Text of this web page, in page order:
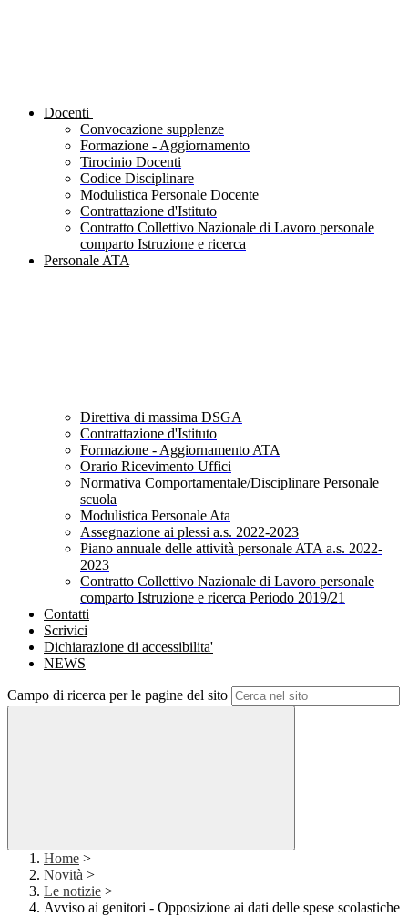
Docenti
Convocazione supplenze
Formazione - Aggiornamento
Tirocinio Docenti
Codice Disciplinare
Modulistica Personale Docente
Contrattazione d'Istituto
Contratto Collettivo Nazionale di Lavoro personale
comparto Istruzione e ricerca
Personale ATA
Direttiva di massima DSGA
Contrattazione d'Istituto
Formazione - Aggiornamento ATA
Orario Ricevimento Uffici
Normativa Comportamentale/Disciplinare Personale
scuola
Modulistica Personale Ata
Assegnazione ai plessi a.s. 2022-2023
Piano annuale delle attività personale ATA a.s. 2022-
2023
Contratto Collettivo Nazionale di Lavoro personale
comparto Istruzione e ricerca Periodo 2019/21
Contatti
Scrivici
Dichiarazione di accessibilita'
NEWS
Campo di ricerca per le pagine del sito
Home >
Novità >
Le notizie >
Avviso ai genitori - Opposizione ai dati delle spese scolastiche